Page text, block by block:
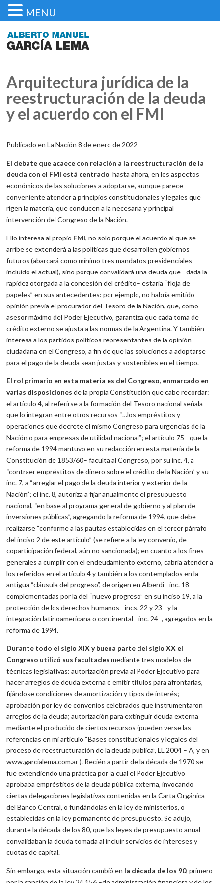
Arquitectura jurídica de la
reestructuración de la deuda
y el acuerdo con el FMI
Publicado en La Nación 8 de enero de 2022
El debate que acaece con relación a la reestructuración de la
deuda con el FMI está centrado, hasta ahora, en los aspectos
económicos de las soluciones a adoptarse, aunque parece
conveniente atender a principios constitucionales y legales que
rigen la materia, que conducen a la necesaria y principal
intervención del Congreso de la Nación.
Ello interesa al propio FMI, no solo porque el acuerdo al que se
arribe se extenderá a las políticas que desarrollen gobiernos
futuros (abarcará como mínimo tres mandatos presidenciales
incluido el actual), sino porque convalidará una deuda que –dada la
rapidez otorgada a la concesión del crédito– estaría “floja de
papeles” en sus antecedentes: por ejemplo, no habría emitido
opinión previa el procurador del Tesoro de la Nación, que, como
asesor máximo del Poder Ejecutivo, garantiza que cada toma de
crédito externo se ajusta a las normas de la Argentina. Y también
interesa a los partidos políticos representantes de la opinión
ciudadana en el Congreso, a fin de que las soluciones a adoptarse
para el pago de la deuda sean justas y sostenibles en el tiempo.
El rol primario en esta materia es del Congreso, enmarcado en
varias disposiciones de la propia Constitución que cabe recordar:
el artículo 4, al referirse a la formación del Tesoro nacional señala
que lo integran entre otros recursos “…los empréstitos y
operaciones que decrete el mismo Congreso para urgencias de la
Nación o para empresas de utilidad nacional”; el artículo 75 –que la
reforma de 1994 mantuvo en su redacción en esta materia de la
Constitución de 1853/60– faculta al Congreso, por su inc. 4, a
“contraer empréstitos de dinero sobre el crédito de la Nación” y su
inc. 7, a “arreglar el pago de la deuda interior y exterior de la
Nación”; el inc. 8, autoriza a fijar anualmente el presupuesto
nacional, “en base al programa general de gobierno y al plan de
inversiones públicas”, agregando la reforma de 1994, que debe
realizarse “conforme a las pautas establecidas en el tercer párrafo
del inciso 2 de este artículo” (se refiere a la ley convenio, de
coparticipación federal, aún no sancionada); en cuanto a los fines
generales a cumplir con el endeudamiento externo, cabría atender a
los referidos en el artículo 4 y también a los contemplados en la
antigua “cláusula del progreso”, de origen en Alberdi –inc. 18–,
complementadas por la del “nuevo progreso” en su inciso 19, a la
protección de los derechos humanos –incs. 22 y 23– y la
integración latinoamericana o continental –inc. 24–, agregados en la
reforma de 1994.
Durante todo el siglo XIX y buena parte del siglo XX el
Congreso utilizó sus facultades mediante tres modelos de
técnicas legislativas: autorización previa al Poder Ejecutivo para
hacer arreglos de deuda externa o emitir títulos para afrontarlas,
fijándose condiciones de amortización y tipos de interés;
aprobación por ley de convenios celebrados que instrumentaron
arreglos de la deuda; autorización para extinguir deuda externa
mediante el producido de ciertos recursos (pueden verse las
referencias en mi artículo “Bases constitucionales y legales del
proceso de reestructuración de la deuda pública”, LL 2004 – A, y en
www.garcialema.com.ar ). Recién a partir de la década de 1970 se
fue extendiendo una práctica por la cual el Poder Ejecutivo
aprobaba empréstitos de la deuda pública externa, invocando
ciertas delegaciones legislativas contenidas en la Carta Orgánica
del Banco Central, o fundándolas en la ley de ministerios, o
establecidas en la ley permanente de presupuesto. Se adujo,
durante la década de los 80, que las leyes de presupuesto anual
convalidaban la deuda tomada al incluir servicios de intereses y
cuotas de capital.
Sin embargo, esta situación cambió en la década de los 90, primero
MENU